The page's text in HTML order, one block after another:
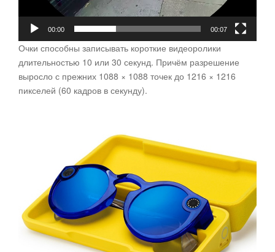
00:00 00:07
Очки способны записывать короткие видеоролики
длительностью 10 или 30 секунд. Причём разрешение
выросло с прежних 1088 × 1088 точек до 1216 × 1216
пикселей (60 кадров в секунду).